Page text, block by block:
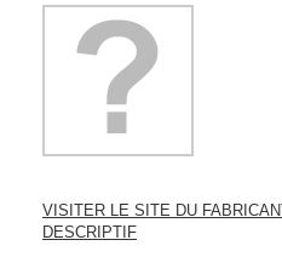
VISITER LE SITE DU
DESCRIPTIF